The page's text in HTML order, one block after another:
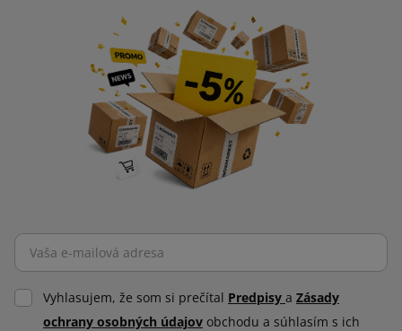
Vyhlasujem, že som si prečítal Predpisy a Zásady
ochrany osobných údajov obchodu a súhlasím s ich